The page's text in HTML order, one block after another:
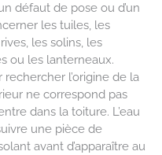
défaut de pose ou d’un
les tuiles, les
les solins, les
ou les lanterneaux.
l’origine de la
ne correspond pas
dans la toiture. L’eau
une pièce de
avant d’apparaître au